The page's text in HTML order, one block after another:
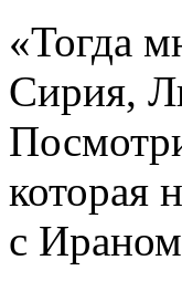
«Тогда
Сирия,
которая
с